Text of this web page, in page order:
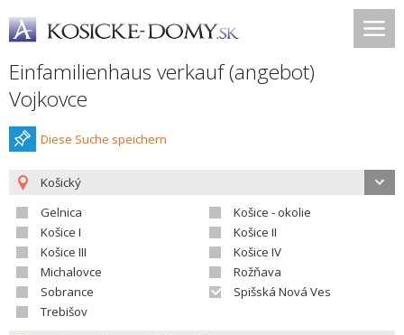
Einfamilienhaus verkauf (angebot)
Vojkovce
Diese Suche speichern
Košický
Gelnica
Košice - okolie
Košice I
Košice II
Košice III
Košice IV
Michalovce
Rožňava
Sobrance
Spišská Nová Ves
Trebišov